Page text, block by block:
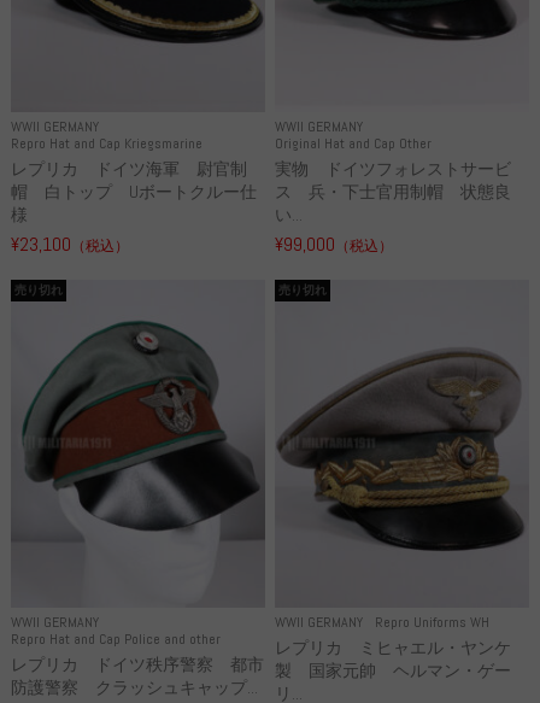
WWII GERMANY
Repro Hat and Cap Kriegsmarine
レプリカ ドイツ海軍 尉官制
帽 白トップ Uボートクルー仕
様
¥23,100 （税込）
WWII GERMANY
Original Hat and Cap Other
実物 ドイツフォレストサービ
ス 兵・下士官用制帽 状態良
い...
¥99,000 （税込）
WWII GERMANY
Repro Hat and Cap Police and other
売り切れ
レプリカ ドイツ秩序警察 都市
防護警察 クラッシュキャップ...
WWII GERMANY Repro Uniforms WH
売り切れ
レプリカ ミヒャエル・ヤンケ
製 国家元帥 ヘルマン・ゲー
リ...